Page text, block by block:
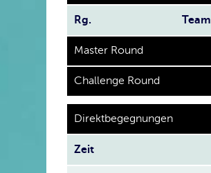
Rg. Team
Master Round
Challenge Round
Direktbegegnungen
Zeit